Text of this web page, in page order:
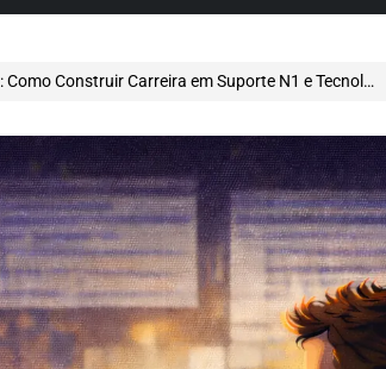
Carreira em Suporte N1 e Tecnologia na Paradigma Business Solutions